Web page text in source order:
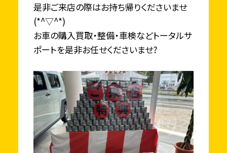
是非ご来店の際はお持ち帰りくださいませ
(*^▽^*)
お車の購入買取・整備・車検などトータルサ
ポートを是非お任せくださいませ?